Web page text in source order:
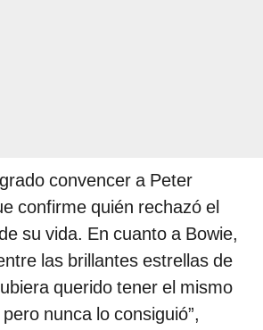
convencer a Peter
confirme quién rechazó el
su vida. En cuanto a Bowie,
las brillantes estrellas de
querido tener el mismo
nunca lo consiguió”,